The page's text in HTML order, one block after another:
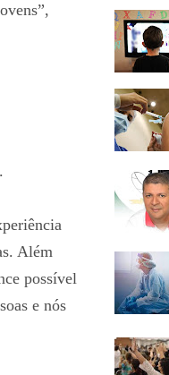
Além
possível
e nós